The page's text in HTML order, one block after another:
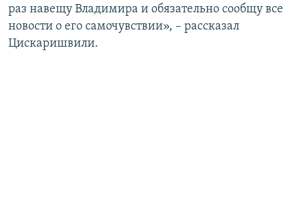
раз навещу Владимира и обязательно сообщу все
новости о его самочувствии», – рассказал
Цискаришвили.